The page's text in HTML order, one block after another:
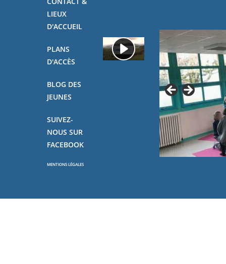
LIEUX
D'ACCUEIL
PLANS
D'ACCÈS
BLOG DES
JEUNES
SUIVEZ-
NOUS SUR
FACEBOOK
MENTIONS LÉGALES